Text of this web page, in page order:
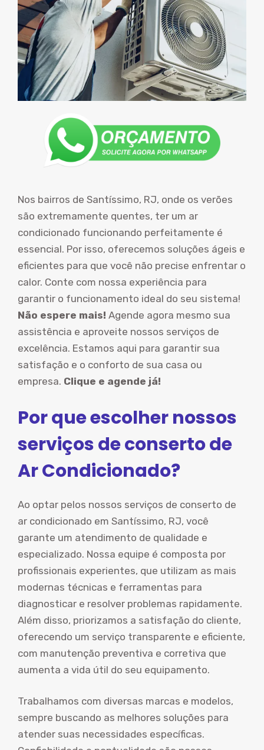
Nos bairros de Santíssimo, RJ, onde os verões
são extremamente quentes, ter um ar
condicionado funcionando perfeitamente é
essencial. Por isso, oferecemos soluções ágeis e
eficientes para que você não precise enfrentar o
calor. Conte com nossa experiência para
garantir o funcionamento ideal do seu sistema!
Não espere mais! Agende agora mesmo sua
assistência e aproveite nossos serviços de
excelência. Estamos aqui para garantir sua
satisfação e o conforto de sua casa ou
empresa. Clique e agende já!
Por que escolher nossos
serviços de conserto de
Ar Condicionado?
Ao optar pelos nossos serviços de conserto de
ar condicionado em Santíssimo, RJ, você
garante um atendimento de qualidade e
especializado. Nossa equipe é composta por
profissionais experientes, que utilizam as mais
modernas técnicas e ferramentas para
diagnosticar e resolver problemas rapidamente.
Além disso, priorizamos a satisfação do cliente,
oferecendo um serviço transparente e eficiente,
com manutenção preventiva e corretiva que
aumenta a vida útil do seu equipamento.
Trabalhamos com diversas marcas e modelos,
sempre buscando as melhores soluções para
atender suas necessidades específicas.